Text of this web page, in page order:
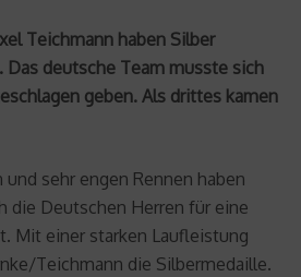
Teichmann haben Silber
deutsche Team musste sich
geben. Als drittes kamen
sehr engen Rennen haben
die Deutschen Herren für eine
Mit einer starken Laufleistung
Teichmann die Silbermedaille.